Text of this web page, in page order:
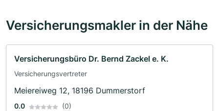
Versicherungsmakler in der Nähe
Versicherungsbüro Dr. Bernd Zackel e. K.
Versicherungsvertreter
Meiereiweg 12, 18196 Dummerstorf
0.0 (0)